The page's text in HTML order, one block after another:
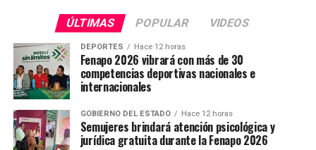
ÚLTIMAS POPULAR VIDEOS
DEPORTES Hace 12 horas
Fenapo 2026 vibrará con más de 30
competencias deportivas nacionales e
internacionales
GOBIERNO DEL ESTADO Hace 12 horas
Semujeres brindará atención psicológica y
jurídica gratuita durante la Fenapo 2026